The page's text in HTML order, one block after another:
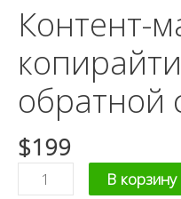
Контент-
обратной
$199
В корзину